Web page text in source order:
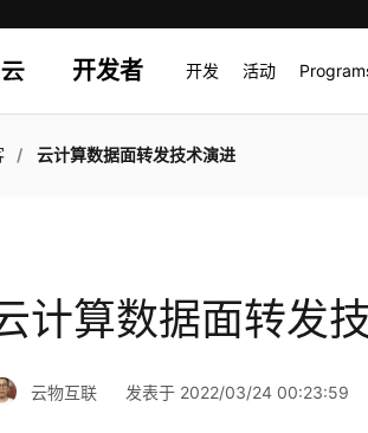
开发者 开发 活动
云计算数据面转发技术演进
计算数据面转发
云物互联 发表于 2022/03/24 00:23:59